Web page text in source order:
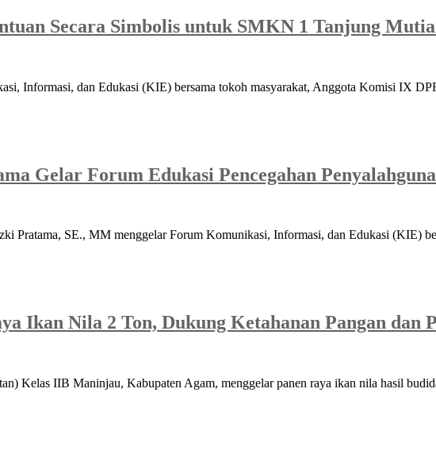
Secara Simbolis untuk SMKN 1 Tanjung
Informasi, dan Edukasi (KIE) bersama tokoh masyarakat, Anggota Komisi IX
Gelar Forum Edukasi Pencegahan
SE., MM menggelar Forum Komunikasi, Informasi, dan Edukasi (KIE)
Ikan Nila 2 Ton, Dukung Ketahanan Pangan dan
Kelas IIB Maninjau, Kabupaten Agam, menggelar panen raya ikan nila hasil